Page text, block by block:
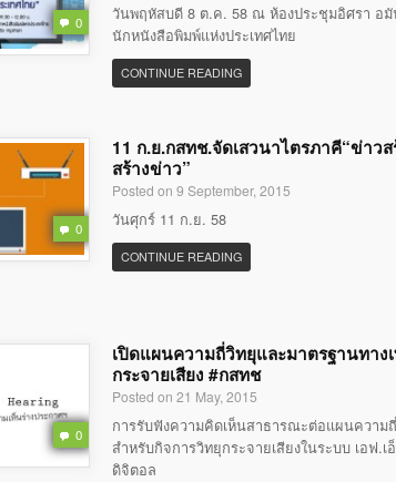
0
วันพฤหัสบดี 8 ต.ค. 58 ณ ห้องประชุมอิศรา อ
นักหนังสือพิมพ์แห่งประเทศไทย
CONTINUE READING
0
11 ก.ย.กสทช.จัดเสวนาไตรภาคี“ข่าว
สร้างข่าว”
Posted on 9 September, 2015
วันศุกร์ 11 ก.ย. 58
CONTINUE READING
0
เปิดแผนความถี่วิทยุและมาตรฐานทาง
กระจายเสียง #กสทช
Posted on 21 May, 2015
การรับฟังความคิดเห็นสาธารณะต่อแผนความ
สำหรับกิจการวิทยุกระจายเสียงในระบบ เอฟ.
ดิจิตอล